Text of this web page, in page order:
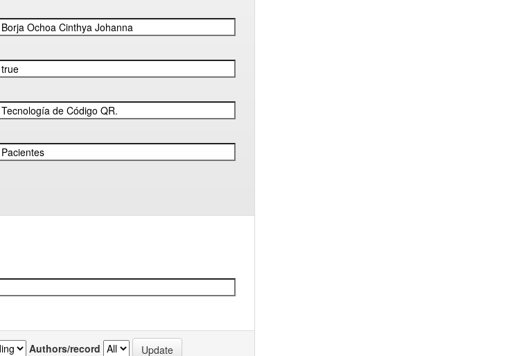
Authors/record